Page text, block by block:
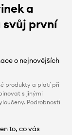
a
svůj první
o nejnovějších
produkty a platí při
s jinými
Podrobnosti
to, co vás